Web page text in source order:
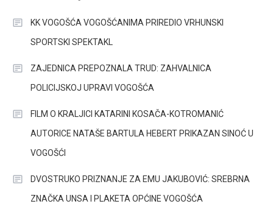
KK VOGOŠĆA VOGOŠĆANIMA PRIREDIO VRHUNSKI
SPORTSKI SPEKTAKL
ZAJEDNICA PREPOZNALA TRUD: ZAHVALNICA
POLICIJSKOJ UPRAVI VOGOŠĆA
FILM O KRALJICI KATARINI KOSAČA-KOTROMANIĆ
AUTORICE NATAŠE BARTULA HEBERT PRIKAZAN SINOĆ U
VOGOŠĆI
DVOSTRUKO PRIZNANJE ZA EMU JAKUBOVIĆ: SREBRNA
ZNAČKA UNSA I PLAKETA OPĆINE VOGOŠĆA